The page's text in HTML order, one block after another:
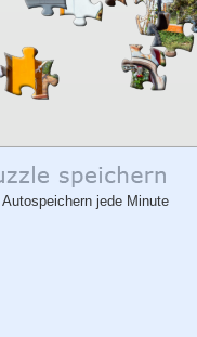
Autospeichern jede Minute